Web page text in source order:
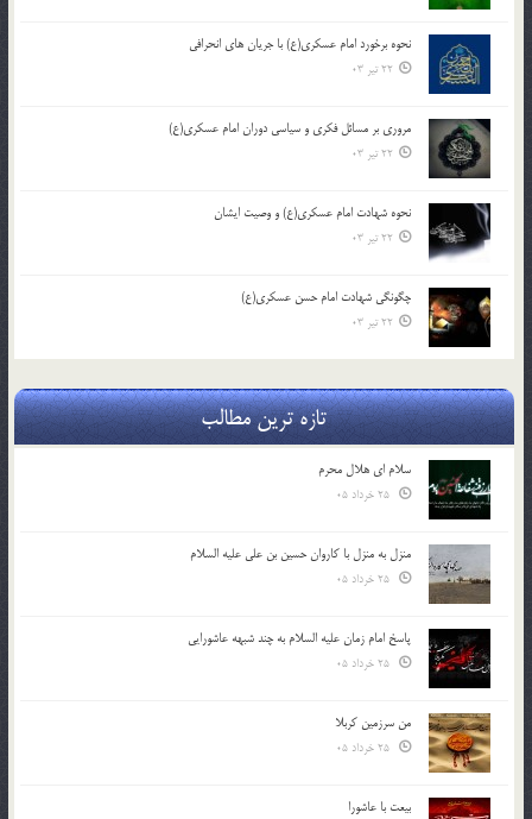
نحوه برخورد امام عسکری(ع) با جریان های انحرافی
22 تیر 03
مروری بر مسائل فکری و سیاسی دوران امام عسکری(ع)
22 تیر 03
نحوه شهادت امام عسکری(ع) و وصیت ایشان
22 تیر 03
چگونگی شهادت امام حسن عسکری(ع)
22 تیر 03
تازه ترین مطالب
سلام ای هلال محرم
منزل به منزل با کاروان حسین بن علی علیه السلام
پاسخ امام زمان علیه السلام به چند شبهه عاشورایی
من سرزمین کربلا
بیعت با عاشورا